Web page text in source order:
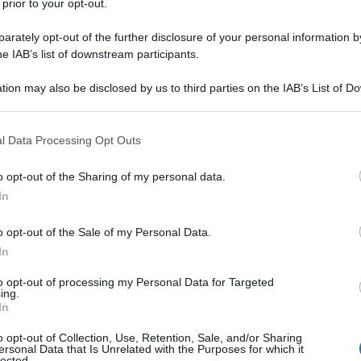
to your opt-out.
opt-out of the further disclosure of your personal information
IAB’s list of downstream participants.
may also be disclosed by us to third parties on the IAB’s List of
including but not limited to your visit or usage behaviour. You may
consent section.
Data Processing Opt Outs
opt-out of the Sharing of my personal data.
opt-out of the Sale of my Personal Data.
opt-out of processing my Personal Data for Targeted
opt-out of Collection, Use, Retention, Sale, and/or Sharing
Data that Is Unrelated with the Purposes for which it
il 26 dicembre coincide infatti con
di sesta generazione in volo accanto al J-20S, un
il ruolo di aereo di inseguimento per
J-20S suggerisce che il volo sia avvenuto presso
Corporation (CAC) nella provincia di Sichuan.
(@Justin_Br0nk)December 26,